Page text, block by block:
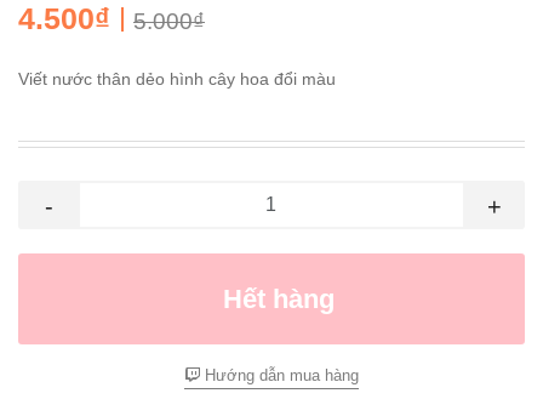
4.500₫ 5.000₫
Viết nước thân dẻo hình cây hoa đổi màu
- +
Hết hàng
Hướng dẫn mua hàng